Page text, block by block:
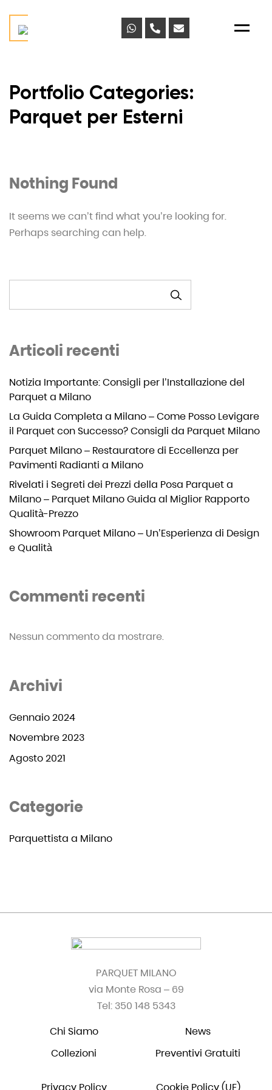
Menu
Portfolio Categories:
Parquet per Esterni
Nothing Found
It seems we can’t find what you’re looking for.
Perhaps searching can help.
Articoli recenti
Notizia Importante: Consigli per l’Installazione del
Parquet a Milano
La Guida Completa a Milano – Come Posso Levigare
il Parquet con Successo? Consigli da Parquet Milano
Parquet Milano – Restauratore di Eccellenza per
Pavimenti Radianti a Milano
Rivelati i Segreti dei Prezzi della Posa Parquet a
Milano – Parquet Milano Guida al Miglior Rapporto
Qualità-Prezzo
Showroom Parquet Milano – Un’Esperienza di Design
e Qualità
Commenti recenti
Nessun commento da mostrare.
Archivi
Gennaio 2024
Novembre 2023
Agosto 2021
Categorie
Parquettista a Milano
PARQUET MILANO
via Monte Rosa – 69
Tel: 350 148 5343
Chi Siamo
News
Collezioni
Preventivi Gratuiti